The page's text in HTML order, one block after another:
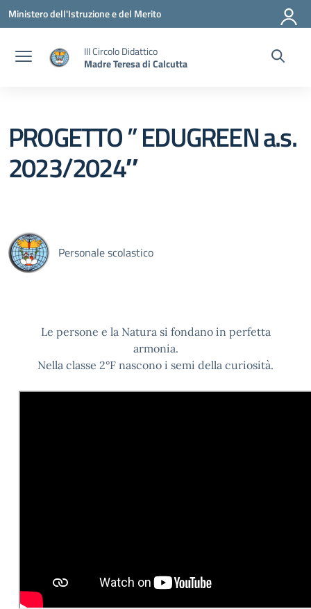
Vai ai contenuti
Vai al menu di navigazione
Vai al footer
Ministero dell'Istruzione e del Merito
III Circolo Didattico
Madre Teresa di Calcutta
PROGETTO ” EDUGREEN a.s.
2023/2024″
Personale scolastico
Le persone e la Natura si fondano in perfetta
armonia.
Nella classe 2°F nascono i semi della curiosità.